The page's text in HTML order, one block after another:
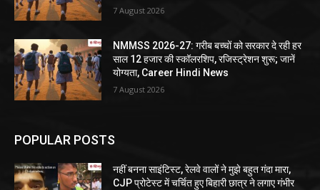
7 August 2026
NMMSS 2026-27: गरीब बच्चों को सरकार दे रही हर
साल 12 हजार की स्कॉलरशिप, रजिस्ट्रेशन शुरू; जानें
योग्यता, Career Hindi News
7 August 2026
POPULAR POSTS
नहीं बनना साइंटिस्ट, रेलवे वालों ने मुझे बहुत गंदा मारा,
CJP प्रोटेस्ट में चर्चित हुए बिहारी छात्र ने लगाए गंभीर